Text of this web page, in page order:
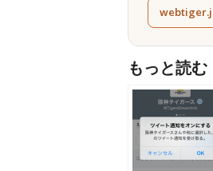
もっと読む